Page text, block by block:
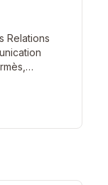
Relations